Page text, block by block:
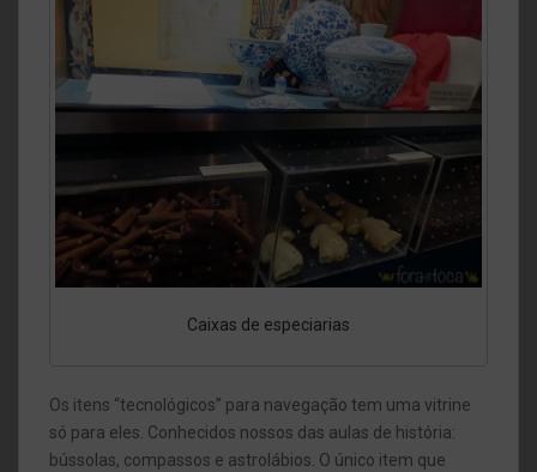
Caixas de especiarias
Os itens “tecnológicos” para navegação tem uma vitrine
só para eles. Conhecidos nossos das aulas de história:
bússolas, compassos e astrolábios. O único item que